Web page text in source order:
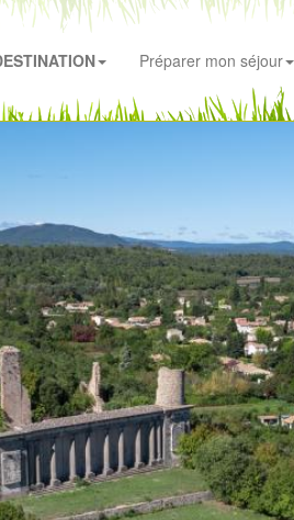
Préparer mon séjour